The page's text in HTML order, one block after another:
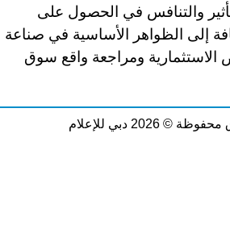
والتنافس في الحصول على
إلى الظواهر الأساسية في صناعة
ومراجعة واقع سوق
© 2026 دبي للإعلام